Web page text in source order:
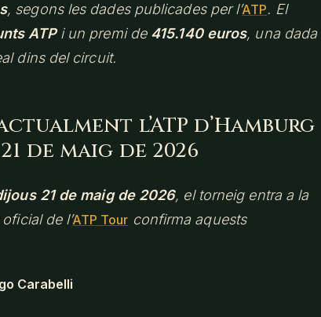
, segons les dades publicades per l’ATP. El
ATPi un premi de 415.140 euros, una dada
dins del circuit.
l’ATP d’Hamburg
de maig de 2026
21 de maig de 2026, el torneig entra a la
de l’ATP Tour confirma aquests
Carabelli